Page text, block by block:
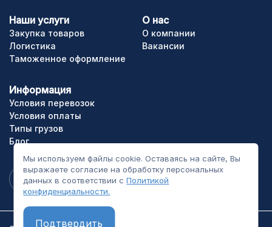
Мы используем файлы cookie. Оставаясь на сайте, Вы
выражаете согласие на обработку персональных
данных в соответствии сПолитикой
конфиденциальности.
Подтвердить
Закупка товаров
Наши услуги
Логистика
Таможенное оформление
О нас
О компании
Вакансии
Информация
Условия перевозок
Условия оплаты
Типы грузов
Блог